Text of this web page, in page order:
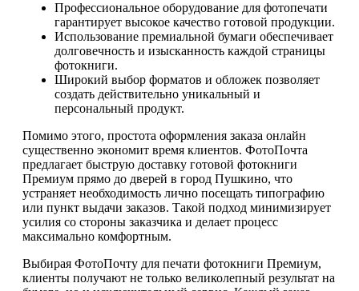
Профессиональное оборудование для фотопечати
гарантирует высокое качество готовой продукции.
Использование премиальной бумаги обеспечивает
долговечность и изысканность каждой страницы
фотокниги.
Широкий выбор форматов и обложек позволяет
создать действительно уникальный и
персональный продукт.
Помимо этого, простота оформления заказа онлайн
существенно экономит время клиентов. ФотоПочта
предлагает быструю доставку готовой фотокниги
Премиум прямо до дверей в город Пушкино, что
устраняет необходимость лично посещать типографию
или пункт выдачи заказов. Такой подход минимизирует
усилия со стороны заказчика и делает процесс
максимально комфортным.
Выбирая ФотоПочту для печати фотокниги Премиум,
клиенты получают не только великолепный результат на